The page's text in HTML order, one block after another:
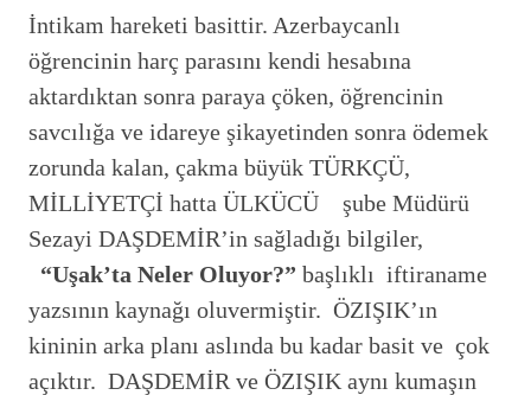
İntikam hareketi basittir. Azerbaycanlı
öğrencinin harç parasını kendi hesabına
aktardıktan sonra paraya çöken, öğrencinin
savcılığa ve idareye şikayetinden sonra ödemek
zorunda kalan, çakma büyük TÜRKÇÜ,
MİLLİYETÇİ hatta ÜLKÜCÜ şube Müdürü
Sezayi DAŞDEMİR’in sağladığı bilgiler,
“Uşak’ta Neler Oluyor?” başlıklı iftiraname
yazsının kaynağı oluvermiştir. ÖZIŞIK’ın
kininin arka planı aslında bu kadar basit ve çok
açıktır. DAŞDEMİR ve ÖZIŞIK aynı kumaşın